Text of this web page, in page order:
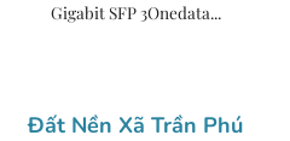
Gigabit SFP 3Onedata...
Đất Nền Xã Trần Phú